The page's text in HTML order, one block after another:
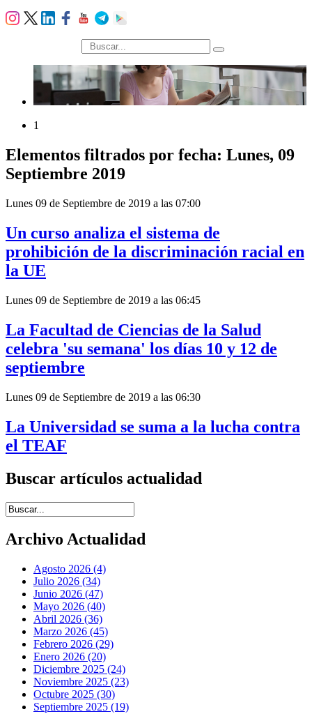
búsqueda
1
Elementos filtrados por fecha: Lunes, 09
Septiembre 2019
Lunes 09 de Septiembre de 2019 a las 07:00
Un curso analiza el sistema de
prohibición de la discriminación racial en
la UE
Lunes 09 de Septiembre de 2019 a las 06:45
La Facultad de Ciencias de la Salud
celebra 'su semana' los días 10 y 12 de
septiembre
Lunes 09 de Septiembre de 2019 a las 06:30
La Universidad se suma a la lucha contra
el TEAF
Buscar artículos actualidad
Introduce términos de búsqueda
Archivo Actualidad
Agosto 2026 (4)
Julio 2026 (34)
Junio 2026 (47)
Mayo 2026 (40)
Abril 2026 (36)
Marzo 2026 (45)
Febrero 2026 (29)
Enero 2026 (20)
Diciembre 2025 (24)
Noviembre 2025 (23)
Octubre 2025 (30)
Septiembre 2025 (19)